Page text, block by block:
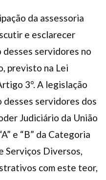
da assessoria
e esclarecer
servidores no
previsto na Lei
3°. A legislação
desses servidores dos
Judiciário da União
e “B” da Categoria
Serviços Diversos,
com este teor,